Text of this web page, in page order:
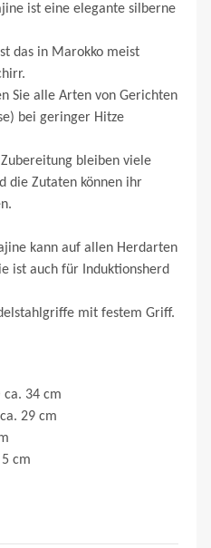
ist eine elegante silberne
das in Marokko meist
Sie alle Arten von Gerichten
bei geringer Hitze
bleiben viele
die Zutaten können ihr
kann auf allen Herdarten
ist auch für Induktionsherd
mit festem Griff.
34 cm
29 cm
cm